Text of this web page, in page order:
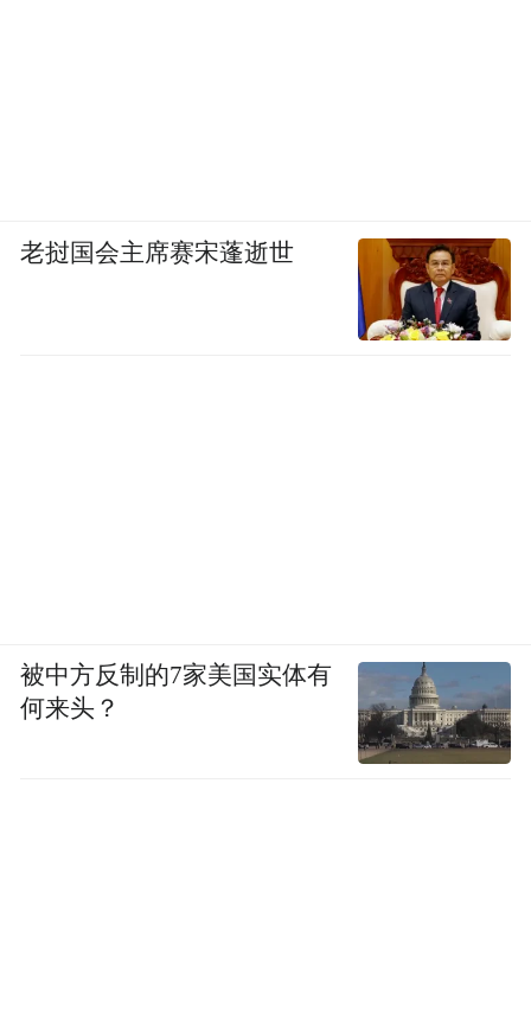
老挝国会主席赛宋蓬逝世
被中方反制的7家美国实体有
何来头？